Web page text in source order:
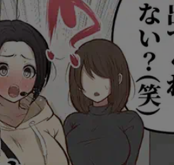
くらよう)の名言・台詞をまとめ